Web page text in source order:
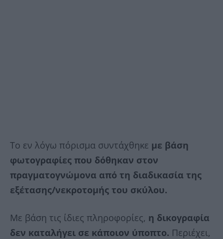
Το εν λόγω πόρισμα συντάχθηκε με βάση
φωτογραφίες που δόθηκαν στον
πραγματογνώμονα από τη διαδικασία της
εξέτασης/νεκροτομής του σκύλου.
Με βάση τις ίδιες πληροφορίες, η δικογραφία
δεν καταλήγει σε κάποιον ύποπτο. Περιέχει,